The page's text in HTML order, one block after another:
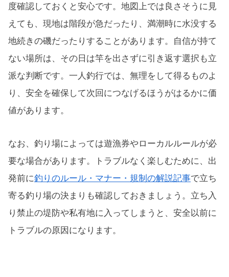
度確認しておくと安心です。地図上では良さそうに見
えても、現地は階段が急だったり、満潮時に水没する
地続きの磯だったりすることがあります。自信が持て
ない場所は、その日は竿を出さずに引き返す選択も立
派な判断です。一人釣行では、無理をして得るものよ
り、安全を確保して次回につなげるほうがはるかに価
値があります。
なお、釣り場によっては遊漁券やローカルルールが必
要な場合があります。トラブルなく楽しむために、出
発前に釣りのルール・マナー・規制の解説記事で立ち
寄る釣り場の決まりも確認しておきましょう。立ち入
り禁止の堤防や私有地に入ってしまうと、安全以前に
トラブルの原因になります。